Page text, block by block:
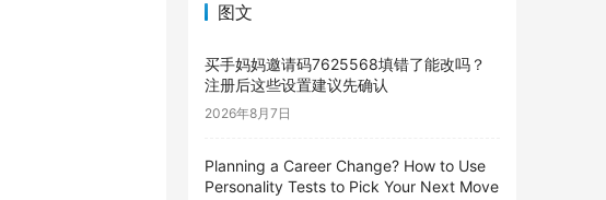
图文
买手妈妈邀请码7625568填错了能改吗？
注册后这些设置建议先确认
2026年8月7日
Planning a Career Change? How to Use
Personality Tests to Pick Your Next Move